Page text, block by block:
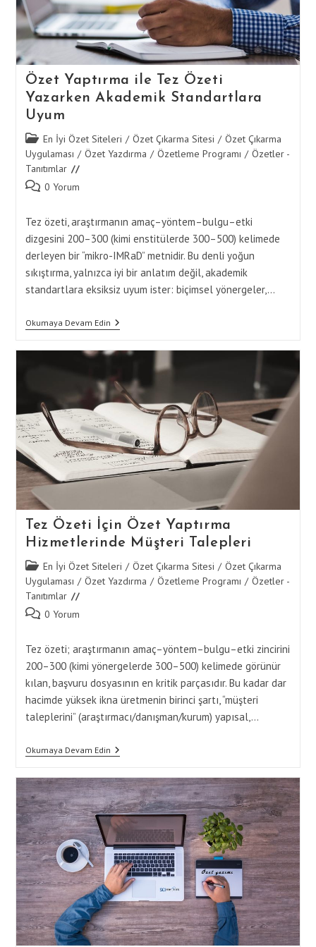
Özet Yaptırma ile Tez Özeti
Yazarken Akademik Standartlara
Uyum
Post
category:
En İyi Özet Siteleri / Özet Çıkarma Sitesi / Özet Çıkarma
Uygulaması / Özet Yazdırma / Özetleme Programı / Özetler -
Tanıtımlar
Post 0 Yorum
Tez özeti, araştırmanın amaç–yöntem–bulgu–etki
dizgesini 200–300 (kimi enstitülerde 300–500) kelimede
derleyen bir “mikro-IMRaD” metnidir. Bu denli yoğun
sıkıştırma, yalnızca iyi bir anlatım değil, akademik
standartlara eksiksiz uyum ister: biçimsel yönergeler,…
Okumaya Devam EdinÖzet
Yaptırma
Tez
Yazarken
Akademik
Standartlara
Tez Özeti İçin Özet Yaptırma
Hizmetlerinde Müşteri Talepleri
Post
category:
En İyi Özet Siteleri / Özet Çıkarma Sitesi / Özet Çıkarma
Uygulaması / Özet Yazdırma / Özetleme Programı / Özetler -
Tanıtımlar
Post 0 Yorum
Tez özeti; araştırmanın amaç–yöntem–bulgu–etki zincirini
200–300 (kimi yönergelerde 300–500) kelimede görünür
kılan, başvuru dosyasının en kritik parçasıdır. Bu kadar dar
hacimde yüksek ikna üretmenin birinci şartı, “müşteri
taleplerini” (araştırmacı/danışman/kurum) yapısal,…
Okumaya Devam EdinTez
Özet
Yaptırma
Hizmetlerinde
Müşteri
Talepleri